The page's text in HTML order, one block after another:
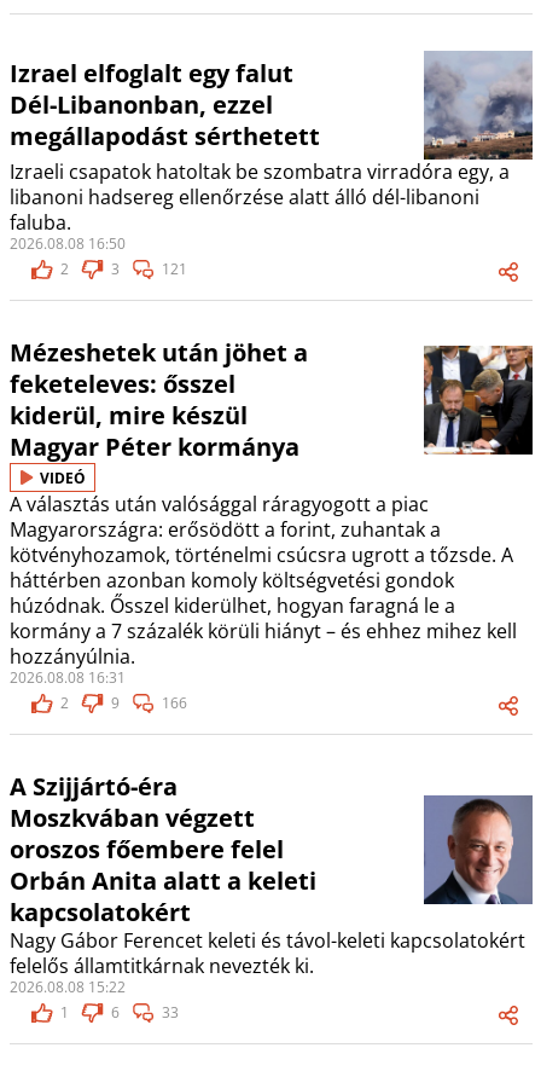
Izrael elfoglalt egy falut
Dél-Libanonban, ezzel
megállapodást sérthetett
Izraeli csapatok hatoltak be szombatra virradóra egy, a
libanoni hadsereg ellenőrzése alatt álló dél-libanoni
faluba.
2026.08.08 16:50
2
3 121
Mézeshetek után jöhet a
feketeleves: ősszel
kiderül, mire készül
Magyar Péter kormánya
VIDEÓ
A választás után valósággal ráragyogott a piac
Magyarországra: erősödött a forint, zuhantak a
kötvényhozamok, történelmi csúcsra ugrott a tőzsde. A
háttérben azonban komoly költségvetési gondok
húzódnak. Ősszel kiderülhet, hogyan faragná le a
kormány a 7 százalék körüli hiányt – és ehhez mihez kell
hozzányúlnia.
2026.08.08 16:31
2
9 166
A Szijjártó-éra
Moszkvában végzett
oroszos főembere felel
Orbán Anita alatt a keleti
kapcsolatokért
Nagy Gábor Ferencet keleti és távol-keleti kapcsolatokért
felelős államtitkárnak nevezték ki.
2026.08.08 15:22
1
6 33